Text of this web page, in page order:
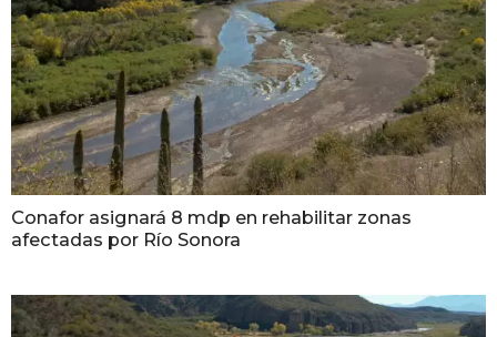
Conafor asignará 8 mdp en rehabilitar zonas
afectadas por Río Sonora